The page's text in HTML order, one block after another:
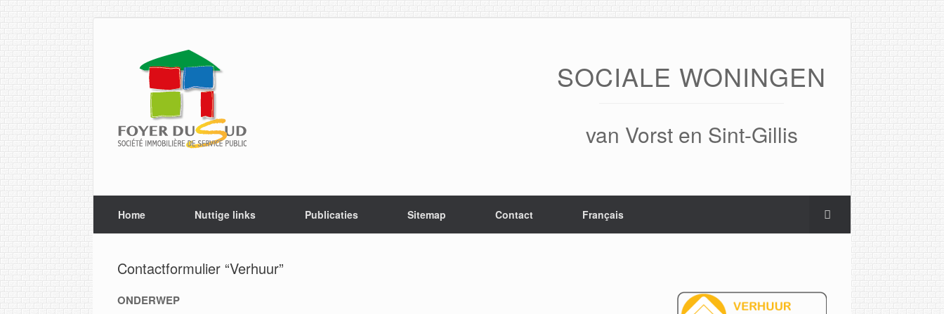
SOCIALE WONINGEN
van Vorst en Sint-Gillis
Home Nuttige links Publicaties Sitemap Contact Français
Contactformulier “Verhuur”
ONDERWEP